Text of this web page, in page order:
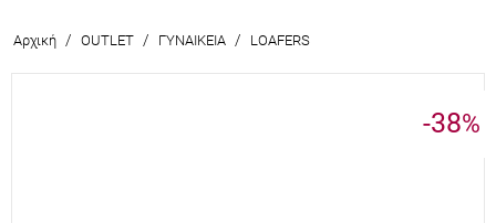
Αρχική / OUTLET / ΓΥΝΑΙΚΕΙΑ / LOAFERS
-38%